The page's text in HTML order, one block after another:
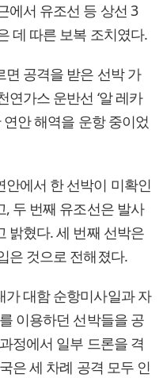
에서 유조선 등 상선 3
데 따른 보복 조치였다.
공격을 받은 선박 가
가스 운반선 ‘알 레카
연안 해역을 운항 중이었
에서 한 선박이 미확인
두 번째 유조선은 발사
밝혔다. 세 번째 선박은
은 것으로 전해졌다.
대함 순항미사일과 자
이용하던 선박들을 공
정에서 일부 드론을 격
은 세 차례 공격 모두 인